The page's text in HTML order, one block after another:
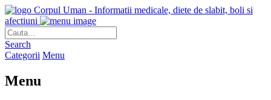
Corpul Uman - Informatii medicale, diete de slabit, boli si
afectiuni
Search
Categorii Menu
Menu